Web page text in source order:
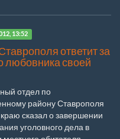
13:52
ответит за
любовника своей
отдел по
району Ставрополя
сказал о завершении
уголовного дела в